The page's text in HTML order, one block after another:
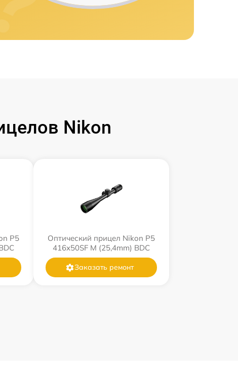
Nikon
P5
Оптический прицел Nikon P5
416x50SF M (25,4mm) BDC
Заказать ремонт